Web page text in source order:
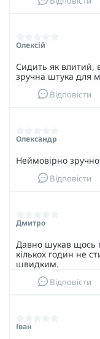
Балістичний шолом
стильним кавером
надійним
ефективний захист,
Олексій
Сидить як влитий,
зручна штука для
Відповісти
Олександр
Неймовірно
Відповісти
Дмитро
Давно шукав щось
кількох годин не
швидким.
Відповісти
Іван